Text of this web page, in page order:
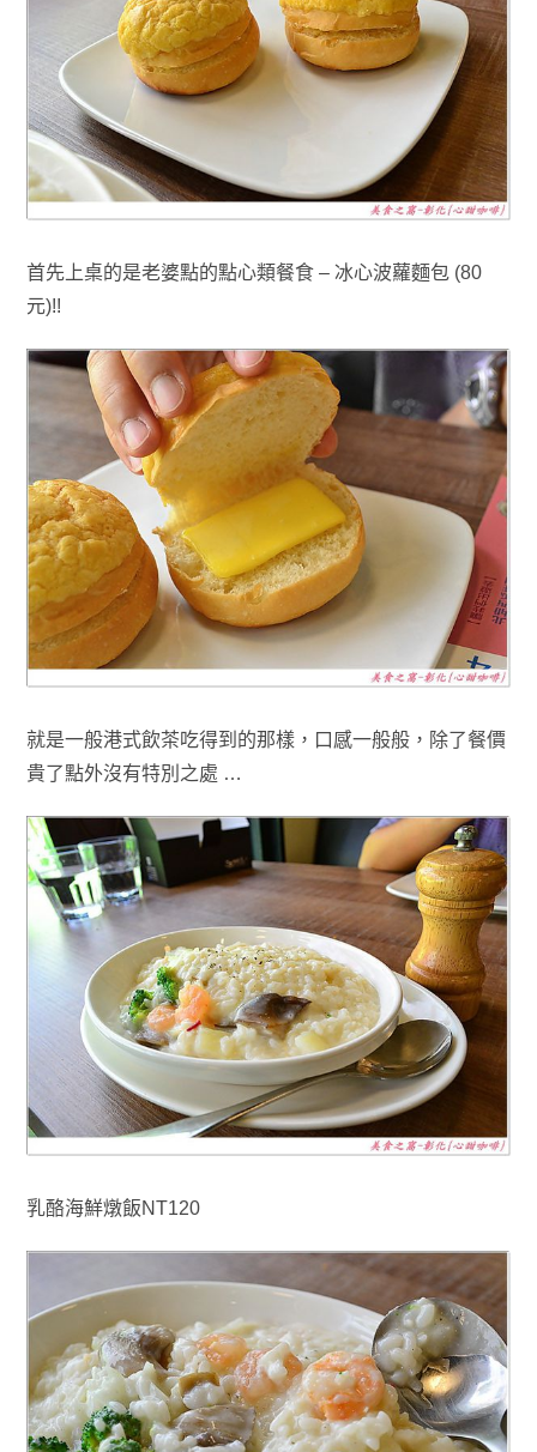
首先上桌的是老婆點的點心類餐食 – 冰心波蘿麵包 (80
元)!!
就是一般港式飲茶吃得到的那樣，口感一般般，除了餐價
貴了點外沒有特別之處 …
乳酪海鮮燉飯NT120